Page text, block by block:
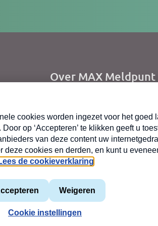
Over MAX Meldpunt
Privacyverklaring MAX vakantieman